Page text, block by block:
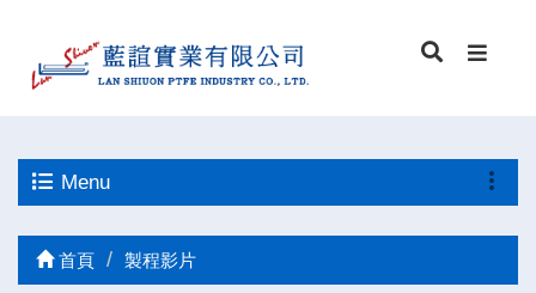
Menu
首頁 製程影片